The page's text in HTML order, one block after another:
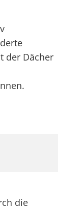
der Dächer
die